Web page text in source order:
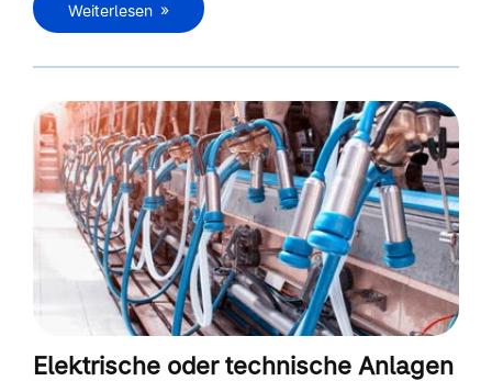
Weiterlesen
Elektrische oder technische Anlagen